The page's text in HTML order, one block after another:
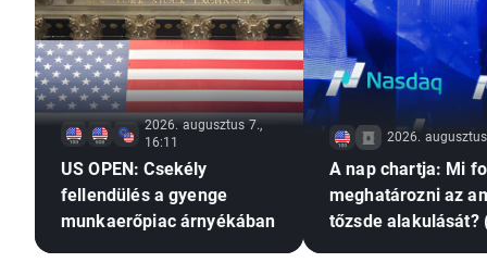
2026. augusztus 7.,
16:11
US OPEN: Csekély
fellendülés a gyenge
munkaerőpiac árnyékában
2026.
A nap chartja: Mi
meghatározni az
tőzsde alakulását?